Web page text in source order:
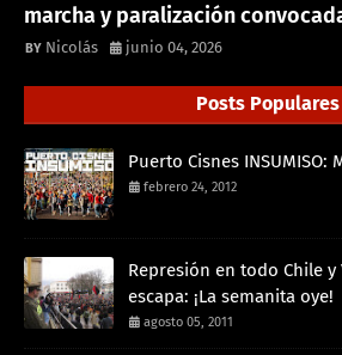
marcha y paralización
Nicolás junio 04, 2026
Posts Populares
Puerto Cisnes
febrero 24, 2012
Represión en todo Chile y
escapa: ¡La semanita oye!
agosto 05, 2011